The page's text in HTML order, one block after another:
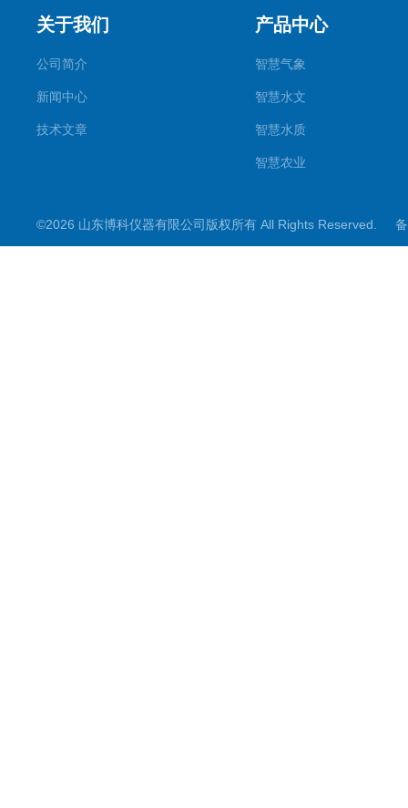
关于我们
公司简介
新闻中心
技术文章
产品中心
智慧气象
智慧水文
智慧水质
智慧农业
微型气象仪
©2026 山东博科仪器有限公司版权所有 All Rights Reserved.